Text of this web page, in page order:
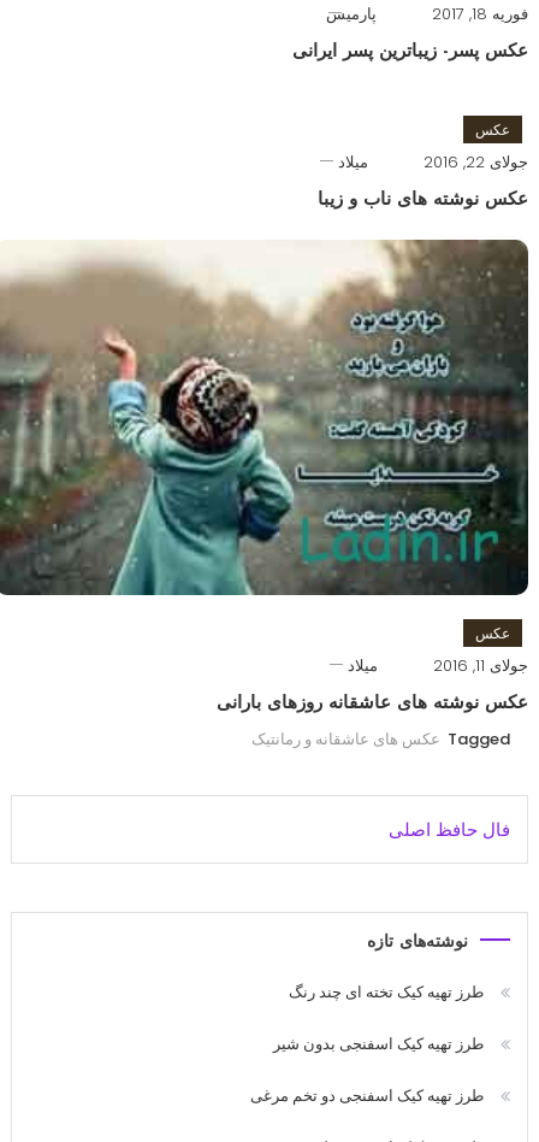
فوریه 18, 2017 پارمیس
عکس پسر- زیباترین پسر ایرانی
عکس
جولای 22, 2016 میلاد
عکس نوشته های ناب و زیبا
عکس
جولای 11, 2016 میلاد
عکس نوشته های عاشقانه روزهای بارانی
Tagged عکس های عاشقانه و رمانتیک
فال حافظ اصلی
نوشته‌های تازه
طرز تهیه کیک تخته ای چند رنگ
طرز تهیه کیک اسفنجی بدون شیر
طرز تهیه کیک اسفنجی دو تخم مرغی